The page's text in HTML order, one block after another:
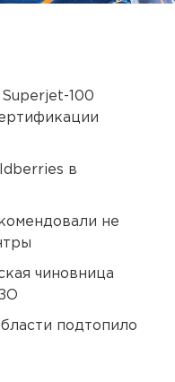
100
в
не
чиновница
подтопило